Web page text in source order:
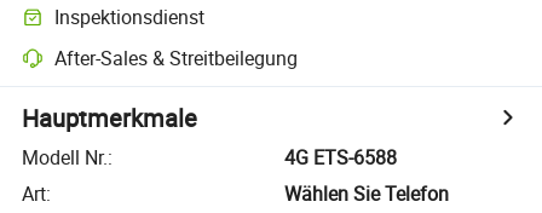
Inspektionsdienst
After-Sales & Streitbeilegung
Hauptmerkmale
Modell Nr.:
4G ETS-6588
Art:
Wählen Sie Telefon